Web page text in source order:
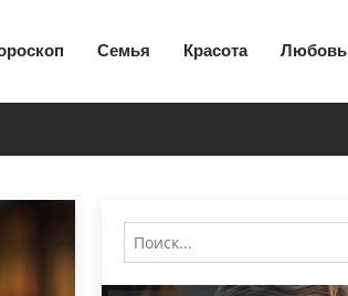
Семья Красота Любовь